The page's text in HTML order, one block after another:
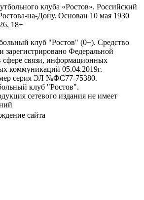
клуба «Ростов». Российский
на-Дону. Основан 10 мая 1930
18+
клуб "Ростов" (0+). Средство
Федеральной
сфере связи, информационных
коммуникаций 05.04.2019г.
серия ЭЛ №ФС77-75380.
клуб "Ростов".
сетевого издания не имеет
сайта